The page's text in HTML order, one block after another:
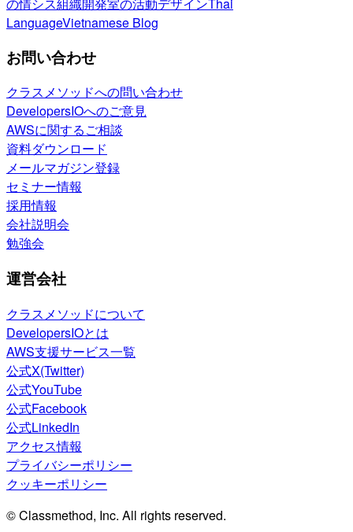
LanguageVietnamese Blog
お問い合わせ
クラスメソッドへの問い合わせ
DevelopersIOへのご意見
AWSに関するご相談
資料ダウンロード
メールマガジン登録
セミナー情報
採用情報
会社説明会
勉強会
運営会社
クラスメソッドについて
DevelopersIOとは
AWS支援サービス一覧
公式X(Twitter)
公式YouTube
公式Facebook
公式LinkedIn
アクセス情報
プライバシーポリシー
クッキーポリシー
© Classmethod, Inc. All rights reserved.